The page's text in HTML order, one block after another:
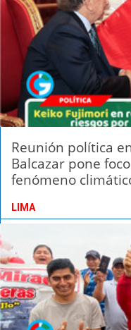
Reunión política
Balcazar pone
fenómeno
LIMA